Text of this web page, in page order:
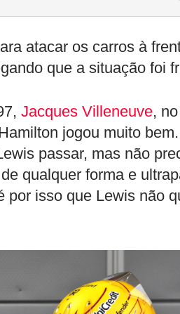
atacar os carros à
que a situação foi
Jacques Villeneuve,
jogou muito
passar, mas não
qualquer forma e
por isso que Lewis não